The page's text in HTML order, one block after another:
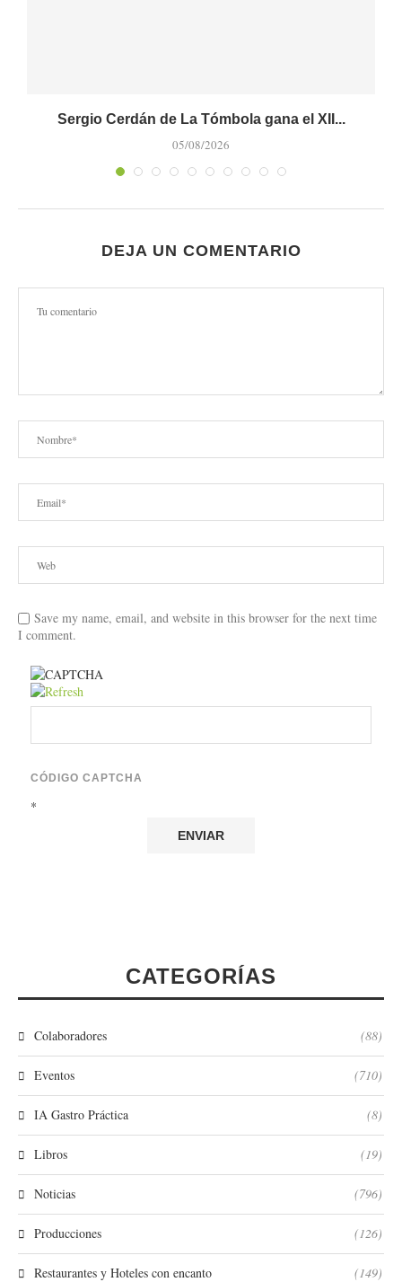
Sergio Cerdán de La Tómbola gana el XII...
05/08/2026
DEJA UN COMENTARIO
Save my name, email, and website in this browser for the next time
I comment.
CÓDIGO CAPTCHA
*
CATEGORÍAS
Colaboradores (88)
Eventos (710)
IA Gastro Práctica (8)
Libros (19)
Noticias (796)
Producciones (126)
Restaurantes y Hoteles con encanto (149)